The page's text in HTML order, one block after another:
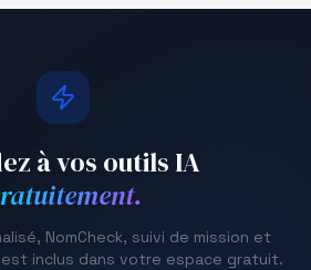
à vos outils IA
NomCheck, suivi de mission et
est inclus dans votre espace gratuit.